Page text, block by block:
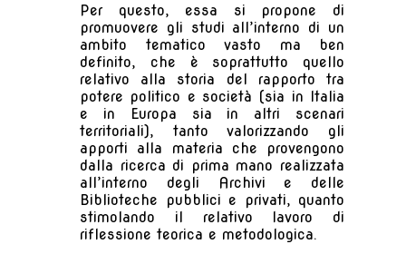
Per questo, essa si propone di
promuovere gli studi all’interno di un
ambito tematico vasto ma ben
definito, che è soprattutto quello
relativo alla storia del rapporto tra
potere politico e società (sia in Italia
e in Europa sia in altri scenari
territoriali), tanto valorizzando gli
apporti alla materia che provengono
dalla ricerca di prima mano realizzata
all’interno degli Archivi e delle
Biblioteche pubblici e privati, quanto
stimolando il relativo lavoro di
riflessione teorica e metodologica.